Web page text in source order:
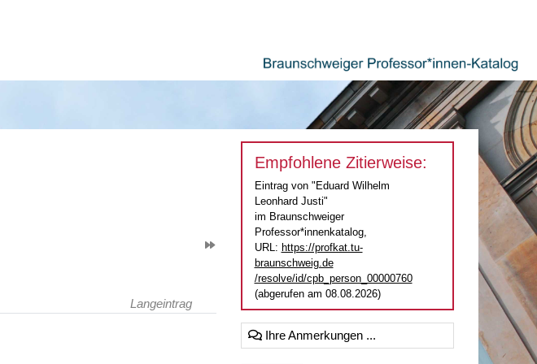
Langeintrag
Empfohlene Zitierweise:
Eintrag von "Eduard Wilhelm
Leonhard Justi"
im Braunschweiger
Professor*innenkatalog,
URL: https://profkat.tu-
braunschweig.de
/resolve/id/cpb_person_00000760
(abgerufen am 08.08.2026)
Ihre Anmerkungen ...